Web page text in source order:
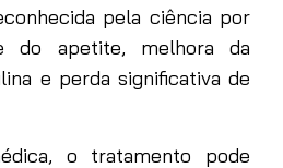
pela ciência por
do apetite, melhora da
e perda significativa de
o tratamento pode